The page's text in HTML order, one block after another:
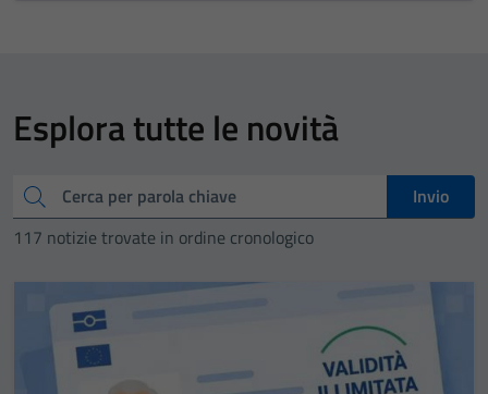
Esplora tutte le novità
Cerca
Invio
117 notizie trovate in ordine cronologico